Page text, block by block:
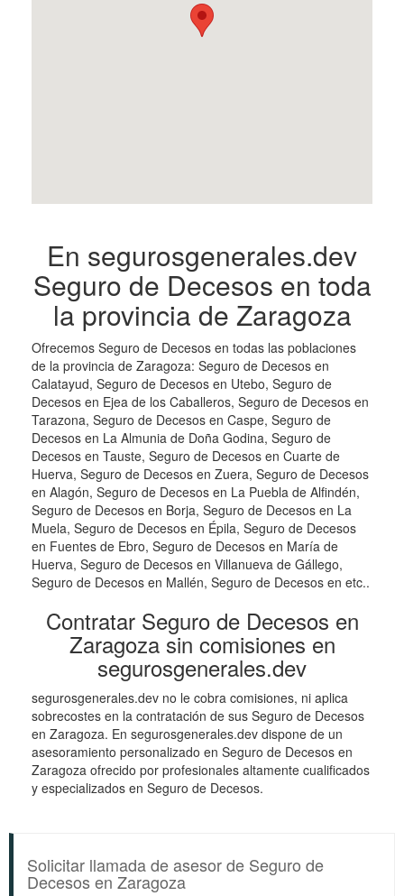
En segurosgenerales.dev
Seguro de Decesos en toda
la provincia de Zaragoza
Ofrecemos Seguro de Decesos en todas las poblaciones
de la provincia de Zaragoza: Seguro de Decesos en
Calatayud, Seguro de Decesos en Utebo, Seguro de
Decesos en Ejea de los Caballeros, Seguro de Decesos en
Tarazona, Seguro de Decesos en Caspe, Seguro de
Decesos en La Almunia de Doña Godina, Seguro de
Decesos en Tauste, Seguro de Decesos en Cuarte de
Huerva, Seguro de Decesos en Zuera, Seguro de Decesos
en Alagón, Seguro de Decesos en La Puebla de Alfindén,
Seguro de Decesos en Borja, Seguro de Decesos en La
Muela, Seguro de Decesos en Épila, Seguro de Decesos
en Fuentes de Ebro, Seguro de Decesos en María de
Huerva, Seguro de Decesos en Villanueva de Gállego,
Seguro de Decesos en Mallén, Seguro de Decesos en etc..
Contratar Seguro de Decesos en
Zaragoza sin comisiones en
segurosgenerales.dev
segurosgenerales.dev no le cobra comisiones, ni aplica
sobrecostes en la contratación de sus Seguro de Decesos
en Zaragoza. En segurosgenerales.dev dispone de un
asesoramiento personalizado en Seguro de Decesos en
Zaragoza ofrecido por profesionales altamente cualificados
y especializados en Seguro de Decesos.
Solicitar llamada de asesor de Seguro de
Decesos en Zaragoza